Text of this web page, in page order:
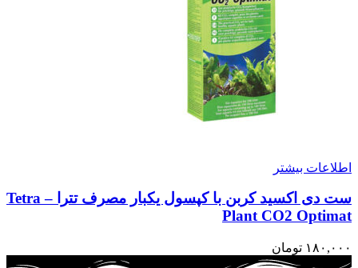
اطلاعات بیشتر
ست دی اکسید کربن با کپسول یکبار مصرف تترا – Tetra
Plant CO2 Optimat
۱۸۰,۰۰۰ تومان